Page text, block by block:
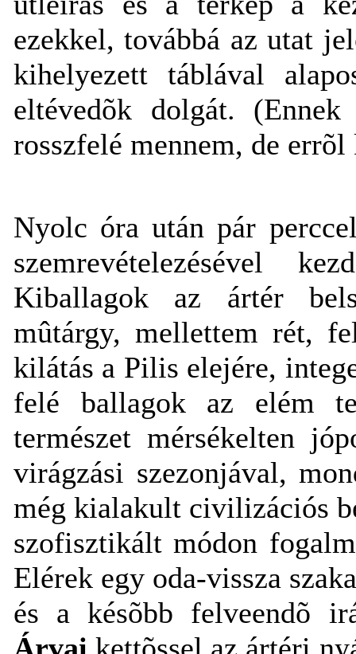
ezekkel, továbbá az utat
kihelyezett táblával
eltévedõk dolgát.
rosszfelé mennem, de errõl
Nyolc óra után pár
szemrevételezésével
Kiballagok az ártér
mûtárgy, mellettem rét,
kilátás a Pilis elejére,
felé ballagok az elém
természet mérsékelten
virágzási szezonjával,
még kialakult civilizációs
szofisztikált módon
Elérek egy oda-vissza
és a késõbb felveendõ